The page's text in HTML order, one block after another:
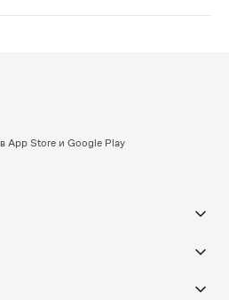
App Store и Google Play